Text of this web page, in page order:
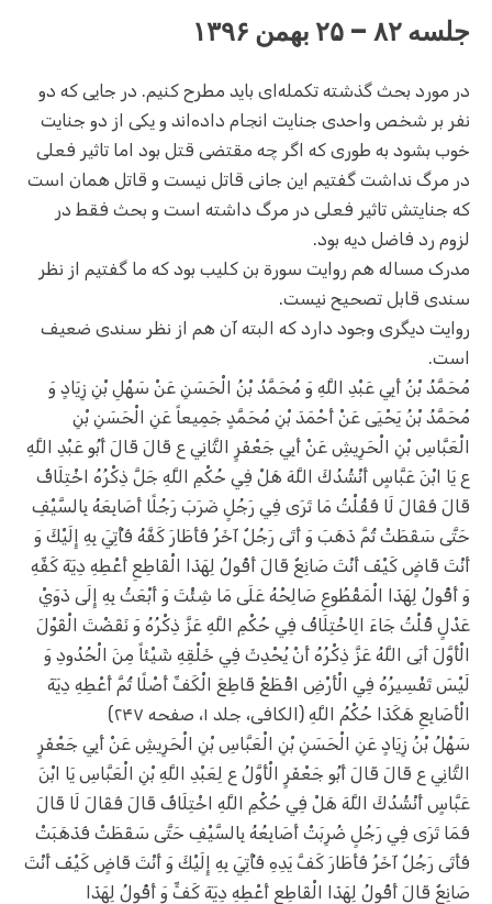
جلسه ۸۲ – ۲۵ بهمن ۱۳۹۶
در مورد بحث گذشته تکمله‌ای باید مطرح کنیم. در جایی که دو
نفر بر شخص واحدی جنایت انجام داده‌اند و یکی از دو جنایت
خوب بشود به طوری که اگر چه مقتضی قتل بود اما تاثیر فعلی
در مرگ نداشت گفتیم این جانی قاتل نیست و قاتل همان است
که جنایتش تاثیر فعلی در مرگ داشته است و بحث فقط در
لزوم رد فاضل دیه بود.
مدرک مساله هم روایت سورة بن کلیب بود که ما گفتیم از نظر
سندی قابل تصحیح نیست.
روایت دیگری وجود دارد که البته آن هم از نظر سندی ضعیف
است.
مُحَمَّدُ بْنُ أَبِي عَبْدِ اللَّهِ وَ مُحَمَّدُ بْنُ الْحَسَنِ عَنْ سَهْلِ بْنِ زِيَادٍ وَ
مُحَمَّدُ بْنُ يَحْيَى عَنْ أَحْمَدَ بْنِ مُحَمَّدٍ جَمِيعاً عَنِ الْحَسَنِ بْنِ
الْعَبَّاسِ بْنِ الْحَرِيشِ عَنْ أَبِي جَعْفَرٍ الثَّانِي ع قَالَ قَالَ أَبُو عَبْدِ اللَّهِ
ع يَا ابْنَ عَبَّاسٍ أَنْشُدُكَ اللَّهَ هَلْ فِي حُكْمِ اللَّهِ جَلَّ ذِكْرُهُ اخْتِلَافٌ
قَالَ فَقَالَ لَا فَقُلْتُ مَا تَرَى فِي رَجُلٍ ضَرَبَ رَجُلًا أَصَابِعَهُ بِالسَّيْفِ
حَتَّى سَقَطَتْ ثُمَّ ذَهَبَ وَ أَتَى رَجُلٌ آخَرُ فَأَطَارَ كَفَّهُ فَأُتِيَ بِهِ إِلَيْكَ وَ
أَنْتَ قَاضٍ كَيْفَ أَنْتَ صَانِعٌ قَالَ أَقُولُ لِهَذَا الْقَاطِعِ أَعْطِهِ دِيَةَ كَفِّهِ
وَ أَقُولُ لِهَذَا الْمَقْطُوعِ صَالِحْهُ عَلَى مَا شِئْتَ وَ أَبْعَثُ بِهِ إِلَى ذَوَيْ
عَدْلٍ قُلْتُ جَاءَ الِاخْتِلَافُ فِي حُكْمِ اللَّهِ عَزَّ ذِكْرُهُ وَ نَقَضْتَ الْقَوْلَ
الْأَوَّلَ أَبَى اللَّهُ عَزَّ ذِكْرُهُ أَنْ يُحْدِثَ فِي خَلْقِهِ شَيْئاً مِنَ الْحُدُودِ وَ
لَيْسَ تَفْسِيرُهُ فِي الْأَرْضِ اقْطَعْ قَاطِعَ الْكَفِّ أَصْلًا ثُمَّ أَعْطِهِ دِيَةَ
الْأَصَابِعِ هَكَذَا حُكْمُ اللَّهِ (الکافی، جلد ۱، صفحه ۲۴۷)
سَهْلُ بْنُ زِيَادٍ عَنِ الْحَسَنِ بْنِ الْعَبَّاسِ بْنِ الْحَرِيشِ عَنْ أَبِي جَعْفَرٍ
الثَّانِي ع قَالَ قَالَ أَبُو جَعْفَرٍ الْأَوَّلُ ع لِعَبْدِ اللَّهِ بْنِ الْعَبَّاسِ يَا ابْنَ‌
عَبَّاسٍ أَنْشُدُكَ اللَّهَ هَلْ فِي حُكْمِ اللَّهِ اخْتِلَافٌ قَالَ فَقَالَ لَا قَالَ
فَمَا تَرَى فِي رَجُلٍ ضُرِبَتْ أَصَابِعُهُ بِالسَّيْفِ حَتَّى سَقَطَتْ فَذَهَبَتْ
فَأَتَى رَجُلٌ آخَرُ فَأَطَارَ كَفَّ يَدِهِ فَأُتِيَ بِهِ إِلَيْكَ وَ أَنْتَ قَاضٍ كَيْفَ أَنْتَ
صَانِعٌ قَالَ أَقُولُ لِهَذَا الْقَاطِعِ أَعْطِهِ دِيَةَ كَفٍّ وَ أَقُولُ لِهَذَا